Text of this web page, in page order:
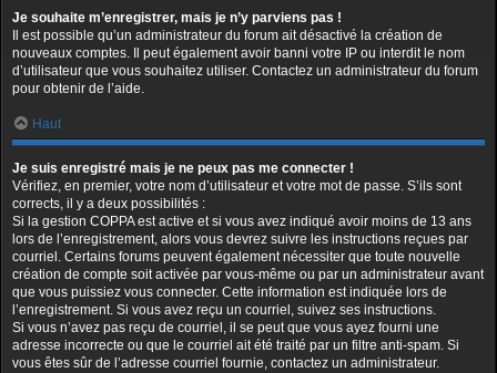
Je souhaite m’enregistrer, mais je n’y parviens pas !
Il est possible qu’un administrateur du forum ait désactivé la création de
nouveaux comptes. Il peut également avoir banni votre IP ou interdit le nom
d’utilisateur que vous souhaitez utiliser. Contactez un administrateur du forum
pour obtenir de l’aide.
Haut
Je suis enregistré mais je ne peux pas me connecter !
Vérifiez, en premier, votre nom d’utilisateur et votre mot de passe. S’ils sont
corrects, il y a deux possibilités :
Si la gestion COPPA est active et si vous avez indiqué avoir moins de 13 ans
lors de l’enregistrement, alors vous devrez suivre les instructions reçues par
courriel. Certains forums peuvent également nécessiter que toute nouvelle
création de compte soit activée par vous-même ou par un administrateur avant
que vous puissiez vous connecter. Cette information est indiquée lors de
l’enregistrement. Si vous avez reçu un courriel, suivez ses instructions.
Si vous n’avez pas reçu de courriel, il se peut que vous ayez fourni une
adresse incorrecte ou que le courriel ait été traité par un filtre anti-spam. Si
vous êtes sûr de l’adresse courriel fournie, contactez un administrateur.